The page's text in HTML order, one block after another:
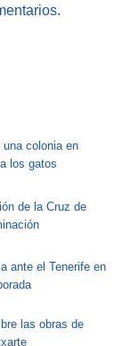
colonia en
los gatos
de la Cruz de
ante el Tenerife en
las obras de